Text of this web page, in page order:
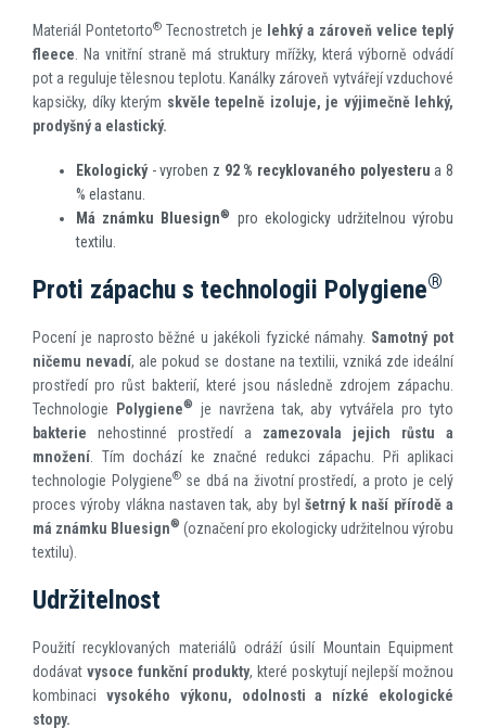
Materiál Pontetorto® Tecnostretch je
lehký a zároveň velice teplý
fleece . Na vnitřní straně má struktury mřížky, která výborně odvádí
pot a reguluje tělesnou teplotu. Kanálky zároveň vytvářejí vzduchové
kapsičky, díky kterým skvěle tepelně izoluje, je výjimečně lehký,
prodyšný a elastický.
Ekologický- vyroben z 92 % recyklovaného polyesteru a 8
% elastanu.
Má známku Bluesign®
pro ekologicky udržitelnou výrobu
textilu.
Proti zápachu s technologii Polygiene®
Pocení je naprosto běžné u jakékoli fyzické námahy. Samotný pot
ničemu nevadí, ale pokud se dostane na textilii, vzniká zde ideální
prostředí pro růst bakterií, které jsou následně zdrojem zápachu.
Technologie
Polygiene®
je navržena tak, aby vytvářela pro tyto
bakterie nehostinné prostředí a zamezovala jejich růstu a
množení . Tím dochází ke značné redukci zápachu. Při aplikaci
technologie Polygiene®se dbá na životní prostředí, a proto je celý
proces výroby vlákna nastaven tak, aby byl šetrný k naší přírodě a
má známku Bluesign® (označení pro ekologicky udržitelnou výrobu
textilu).
Udržitelnost
Použití recyklovaných materiálů odráží úsilí Mountain Equipment
dodávat vysoce funkční produkty, které poskytují nejlepší možnou
kombinaci vysokého výkonu, odolnosti a nízké ekologické
stopy.